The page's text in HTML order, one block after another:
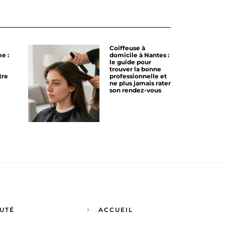
:
Coiffeuse à
domicile à Nantes :
le guide pour
trouver la bonne
professionnelle et
ne plus jamais rater
son rendez-vous
ACCUEIL